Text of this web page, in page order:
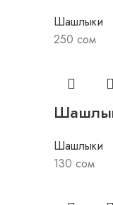
Шашлыки
250 сом
Шашлыки
130 сом